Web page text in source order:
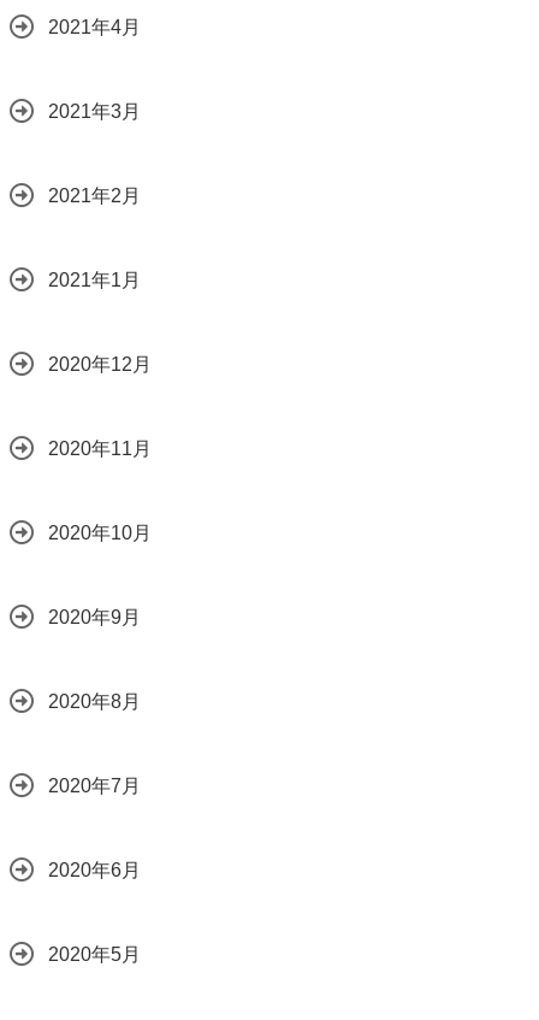
2021年4月
2021年3月
2021年2月
2021年1月
2020年12月
2020年11月
2020年10月
2020年9月
2020年8月
2020年7月
2020年6月
2020年5月